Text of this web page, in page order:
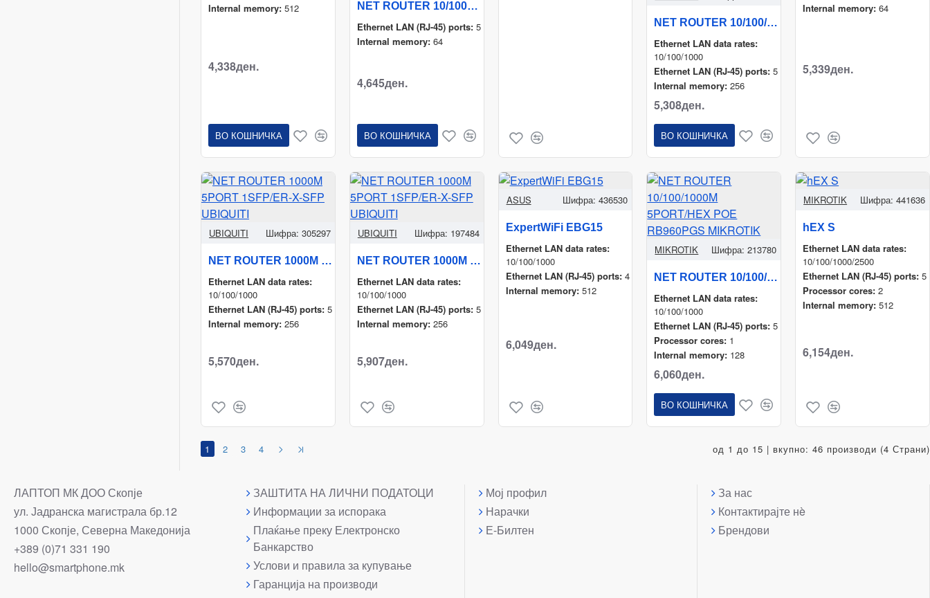
Internal memory: 512
4,338ден.
ВО КОШНИЧКА
NET ROUTER 10/100M 5PORT/OUTDOOR RB750P-PBR2 MIKROTIK
Ethernet LAN (RJ-45) ports:5
Internal memory:64
4,645ден.
ВО КОШНИЧКА
NET ROUTER 10/100/1000M 5PORT/HEX S RB760IGS MIKROTIK
Ethernet LAN data rates:
10/100/1000
Ethernet LAN (RJ-45) ports: 5
Internal memory: 256
5,308ден.
ВО КОШНИЧКА
Internal memory: 64
5,339ден.
UBIQUITI Шифра: 305297
NET ROUTER 1000M 5PORT 1SFP/ER-X-SFP UBIQUITI
Ethernet LAN data rates:
10/100/1000
Ethernet LAN (RJ-45) ports: 5
Internal memory: 256
5,570ден.
UBIQUITI Шифра: 197484
NET ROUTER 1000M 5PORT 1SFP/ER-X-SFP UBIQUITI
Ethernet LAN data rates:
10/100/1000
Ethernet LAN (RJ-45) ports:5
Internal memory:256
5,907ден.
ASUS Шифра: 436530
ExpertWiFi EBG15
Ethernet LAN data rates:
10/100/1000
Ethernet LAN (RJ-45) ports:4
Internal memory:512
6,049ден.
MIKROTIK Шифра: 213780
NET ROUTER 10/100/1000M 5PORT/HEX POE RB960PGS MIKROTIK
Ethernet LAN data rates:
10/100/1000
Ethernet LAN (RJ-45) ports: 5
Processor cores: 1
Internal memory: 128
6,060ден.
ВО КОШНИЧКА
MIKROTIK Шифра: 441636
hEX S
Ethernet LAN data rates:
10/100/1000/2500
Ethernet LAN (RJ-45) ports: 5
Processor cores: 2
Internal memory: 512
6,154ден.
1 2 3 4 од 1 до 15 | вкупно: 46 производи (4 Страни)
ЛАПТОП МК ДОО Скопје
ул. Јадранска магистрала бр.12
1000 Скопје, Северна Македонија
+389 (0)71 331 190
hello@smartphone.mk
ЗАШТИТА НА ЛИЧНИ ПОДАТОЦИ
Информации за испорака
Плаќање преку Електронско
Банкарство
Услови и правила за купување
Гаранција на производи
Мој профил
Нарачки
Е-Билтен
За нас
Контактирајте нè
Брендови